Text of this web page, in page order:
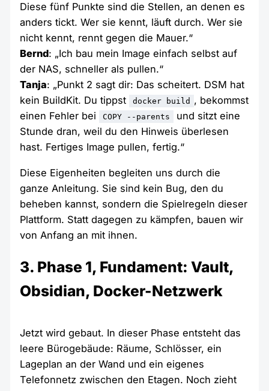
Diese fünf Punkte sind die Stellen, an denen es
anders tickt. Wer sie kennt, läuft durch. Wer sie
nicht kennt, rennt gegen die Mauer.“
Bernd: „Ich bau mein Image einfach selbst auf
der NAS, schneller als pullen.“
Tanja: „Punkt 2 sagt dir: Das scheitert. DSM hat
kein BuildKit. Du tippst
docker build , bekommst
einen Fehler bei
COPY --parents
und sitzt eine
Stunde dran, weil du den Hinweis überlesen
hast. Fertiges Image pullen, fertig.“
Diese Eigenheiten begleiten uns durch die
ganze Anleitung. Sie sind kein Bug, den du
beheben kannst, sondern die Spielregeln dieser
Plattform. Statt dagegen zu kämpfen, bauen wir
von Anfang an mit ihnen.
3. Phase 1, Fundament: Vault,
Obsidian, Docker-Netzwerk
Jetzt wird gebaut. In dieser Phase entsteht das
leere Bürogebäude: Räume, Schlösser, ein
Lageplan an der Wand und ein eigenes
Telefonnetz zwischen den Etagen. Noch zieht